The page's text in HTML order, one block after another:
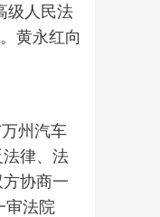
级人民法
黄永红向
州汽车
律、法
协商一
审法院